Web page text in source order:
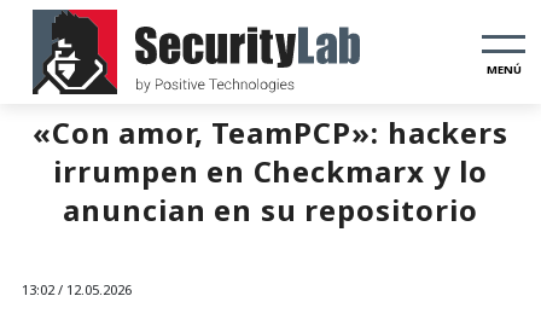
MENÚ
«Con amor, TeamPCP»: hackers
irrumpen en Checkmarx y lo
anuncian en su repositorio
13:02 / 12.05.2026